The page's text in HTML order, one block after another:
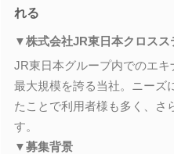
れる
▼株式会社JR東日本クロスス
JR東日本グループ内でのエキ
最大規模を誇る当社。ニーズ
たことで利用者様も多く、さ
す。
▼募集背景